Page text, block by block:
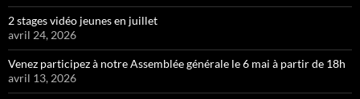
2 stages vidéo jeunes en juillet
avril 24, 2026
Venez participez à notre Assemblée générale le 6 mai à partir de 18h
avril 13, 2026